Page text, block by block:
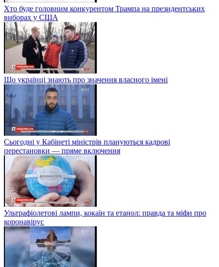
Хто буде головним конкурентом Трампа на президентських
виборах у США
Що українці знають про значення власного імені
Сьогодні у Кабінеті міністрів плануються кадрові
перестановки — пряме включення
Ультрафіолетові лампи, кокаїн та етанол: правда та міфи про
коронавірус